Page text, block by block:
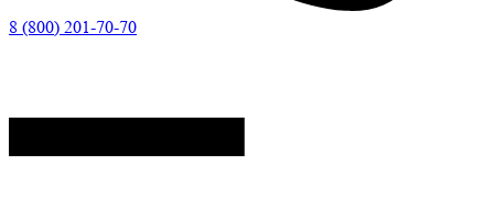
8 (800) 201-70-70